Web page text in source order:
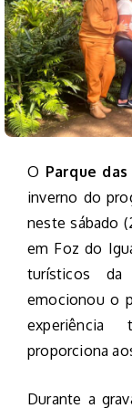
O Parque das
inverno do
neste sábado
em Foz do
turísticos
emocionou o
experiência
proporciona
Durante a